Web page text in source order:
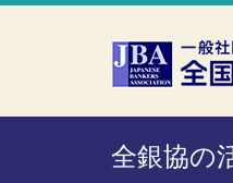
本文へスキップ
障がい者向け相談窓口
全銀協の